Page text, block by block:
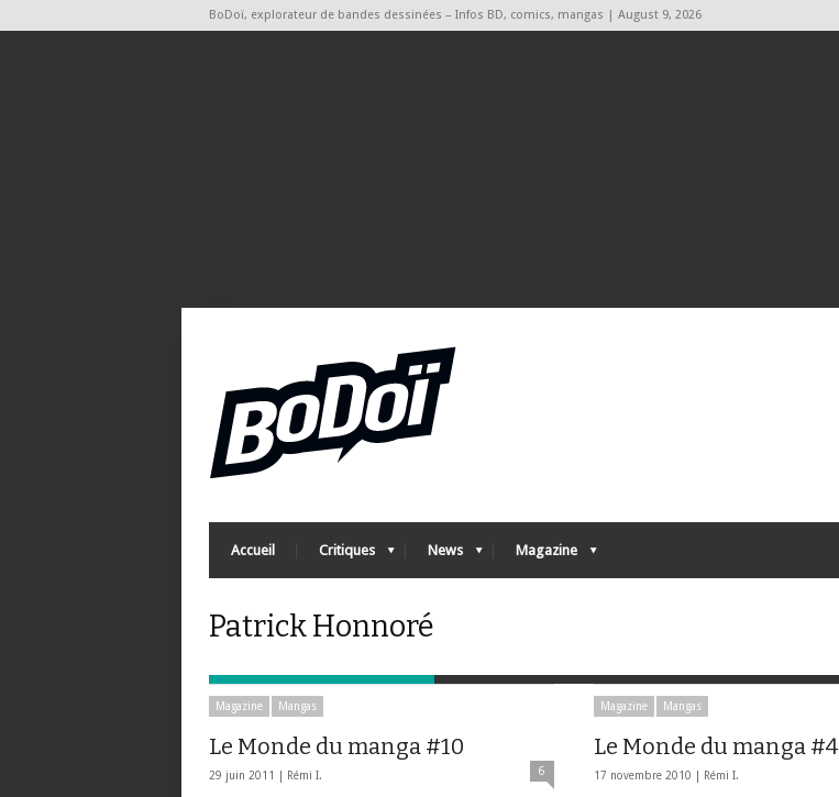
BoDoï, explorateur de bandes dessinées – Infos BD, comics, mangas | August 9, 2026
Accueil Critiques News Magazine
Patrick Honnoré
Magazine Mangas
Le Monde du manga #10
29 juin 2011 | Rémi I. 6
Magazine Mangas
Le Monde du manga #4
17 novembre 2010 | Rémi I.